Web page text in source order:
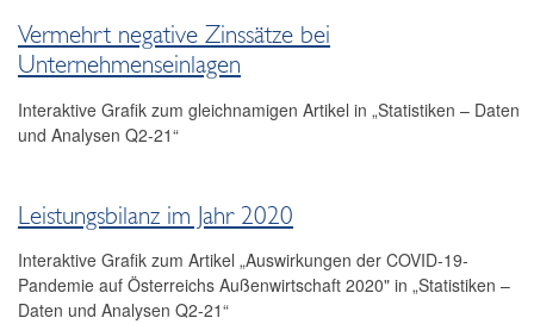
Vermehrt negative Zinssätze bei
Unternehmenseinlagen
Interaktive Grafik zum gleichnamigen Artikel in „Statistiken – Daten
und Analysen Q2-21“
Leistungsbilanz im Jahr 2020
Interaktive Grafik zum Artikel „Auswirkungen der COVID-19-
Pandemie auf Österreichs Außenwirtschaft 2020" in „Statistiken –
Daten und Analysen Q2-21“